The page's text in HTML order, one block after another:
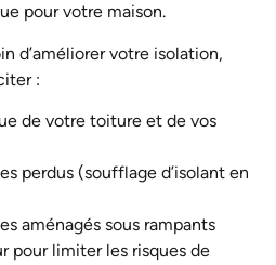
pour votre maison.
d’améliorer votre isolation,
:
de votre toiture et de vos
perdus (soufflage d’isolant en
aménagés sous rampants
pour limiter les risques de